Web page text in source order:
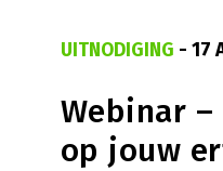
UITNODIGING - 17
Webinar
op jouw